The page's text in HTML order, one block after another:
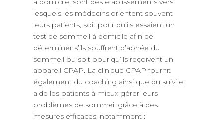
à domicile, sont des établissements vers
lesquels les médecins orientent souvent
leurs patients, soit pour qu’ils essaient un
test de sommeil à domicile afin de
déterminer s’ils souffrent d’apnée du
sommeil ou soit pour qu’ils reçoivent un
appareil CPAP. La clinique CPAP fournit
également du coaching ainsi que du suivi et
aide les patients à mieux gérer leurs
problèmes de sommeil grâce à des
mesures efficaces, notamment :